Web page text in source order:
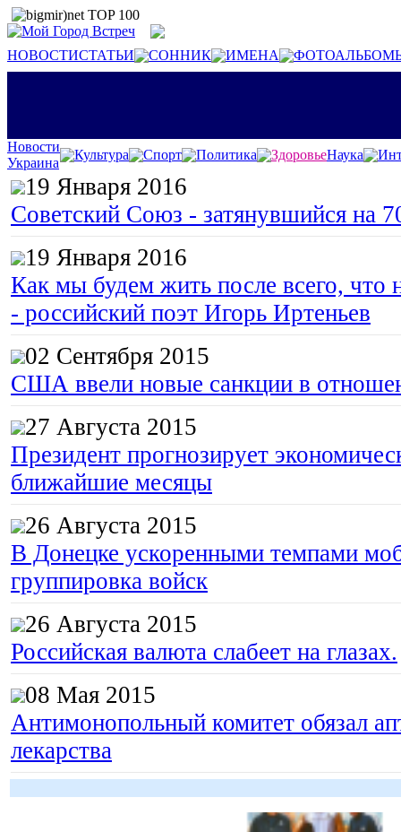
НОВОСТИСТАТЬИ СОННИК ИМЕНА
Новости
Украина
Культура Спорт Политика ЗдоровьеНаука
19 Января 2016
Советский Союз - затянувшийся на
19 Января 2016
Как мы будем жить после всего, что
- российский поэт Игорь Иртеньев
02 Сентября 2015
США ввели новые санкции в
27 Августа 2015
Президент прогнозирует
ближайшие месяцы
26 Августа 2015
В Донецке ускоренными темпами
группировка войск
26 Августа 2015
Российская валюта слабеет на глазах.
08 Мая 2015
Антимонопольный комитет обязал
лекарства